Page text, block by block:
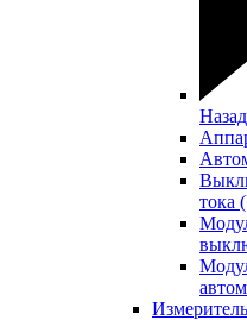
Назад
тока